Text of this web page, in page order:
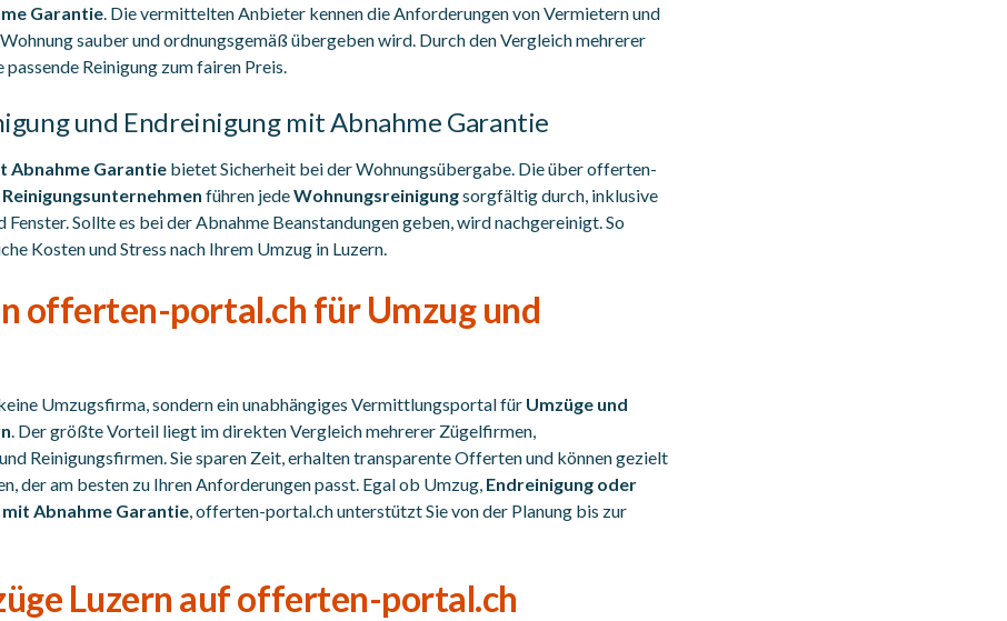
Garantie. Die vermittelten Anbieter kennen die Anforderungen von Vermietern und
sauber und ordnungsgemäß übergeben wird. Durch den Vergleich mehrerer
Reinigung zum fairen Preis.
und Endreinigung mit Abnahme Garantie
Abnahme Garantie bietet Sicherheit bei der Wohnungsübergabe. Die über offerten-
Reinigungsunternehmen führen jedeWohnungsreinigungsorgfältig durch, inklusive
Fenster. Sollte es bei der Abnahme Beanstandungen geben, wird nachgereinigt. So
Kosten und Stress nach Ihrem Umzug in Luzern.
offerten-portal.ch für Umzug und
Umzugsfirma, sondern ein unabhängiges Vermittlungsportal für Umzüge und
. Der größte Vorteil liegt im direkten Vergleich mehrerer Zügelfirmen,
Reinigungsfirmen. Sie sparen Zeit, erhalten transparente Offerten und können gezielt
der am besten zu Ihren Anforderungen passt. Egal ob Umzug, Endreinigung oder
Abnahme Garantie, offerten-portal.ch unterstützt Sie von der Planung bis zur
Luzern auf offerten-portal.ch